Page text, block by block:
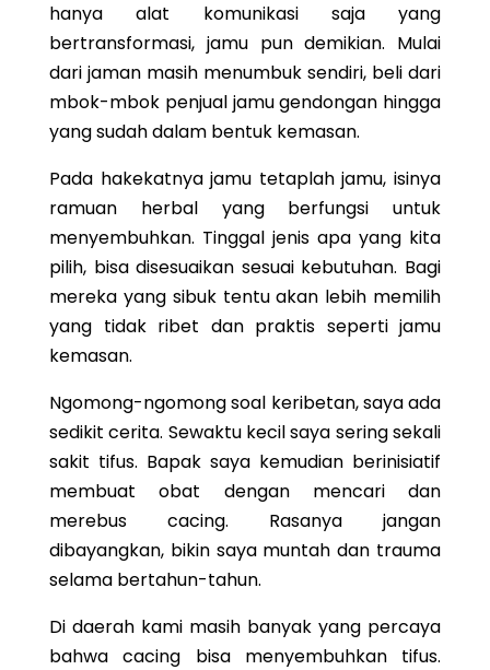
hanya alat komunikasi saja yang
bertransformasi, jamu pun demikian. Mulai
dari jaman masih menumbuk sendiri, beli dari
mbok-mbok penjual jamu gendongan hingga
yang sudah dalam bentuk kemasan.
Pada hakekatnya jamu tetaplah jamu, isinya
ramuan herbal yang berfungsi untuk
menyembuhkan. Tinggal jenis apa yang kita
pilih, bisa disesuaikan sesuai kebutuhan. Bagi
mereka yang sibuk tentu akan lebih memilih
yang tidak ribet dan praktis seperti jamu
kemasan.
Ngomong-ngomong soal keribetan, saya ada
sedikit cerita. Sewaktu kecil saya sering sekali
sakit tifus. Bapak saya kemudian berinisiatif
membuat obat dengan mencari dan
merebus cacing. Rasanya jangan
dibayangkan, bikin saya muntah dan trauma
selama bertahun-tahun.
Di daerah kami masih banyak yang percaya
bahwa cacing bisa menyembuhkan tifus.